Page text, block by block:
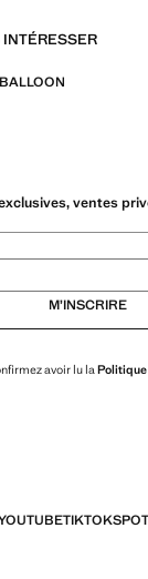
INTÉRESSER
BALLOON
ventes
M’INSCRIRE
avoir lu la
TIKTOK